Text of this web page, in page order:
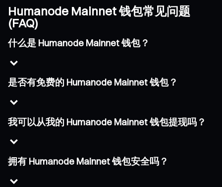
Humanode Mainnet 钱包常见问题
(FAQ)
什么是 Humanode Mainnet 钱包？
是否有免费的 Humanode Mainnet 钱包？
我可以从我的 Humanode Mainnet 钱包提现吗？
拥有 Humanode Mainnet 钱包安全吗？